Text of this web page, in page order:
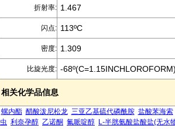
折射率: 1.467
闪点: 113ºC
密度: 1.309
比旋光度: -68º(C=1.15INCHLOROFORM)
相关化学品信息
螺内酯 醋酸泼尼松龙 三亚乙基硫代磷酰胺 盐酸苯海索
虫 利奈孕醇 乙诺酮 氟哌啶醇 L-半胱氨酸盐酸盐(无水